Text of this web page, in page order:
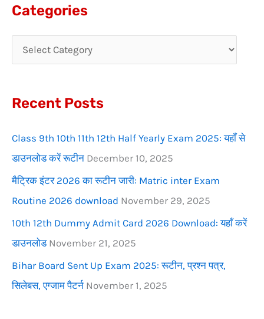
h
o
:
Categories
Recent Posts
Class 9th 10th 11th 12th Half Yearly Exam 2025: यहाँ से
डाउनलोड करें रूटीन December 10, 2025
मैट्रिक इंटर 2026 का रूटीन जारी: Matric inter Exam
Routine 2026 download November 29, 2025
10th 12th Dummy Admit Card 2026 Download: यहाँ करें
डाउनलोड November 21, 2025
Bihar Board Sent Up Exam 2025: रूटीन, प्रश्न पत्र,
सिलेबस, एग्जाम पैटर्न November 1, 2025